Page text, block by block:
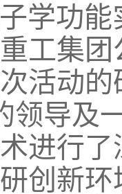
学功能
工集
活动
领导及
进行
创新